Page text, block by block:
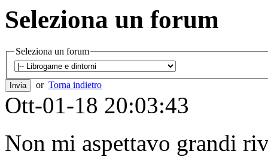
Seleziona un forum
Seleziona un forum
or Torna indietro
Ott-01-18 20:03:43
Non mi aspettavo grandi